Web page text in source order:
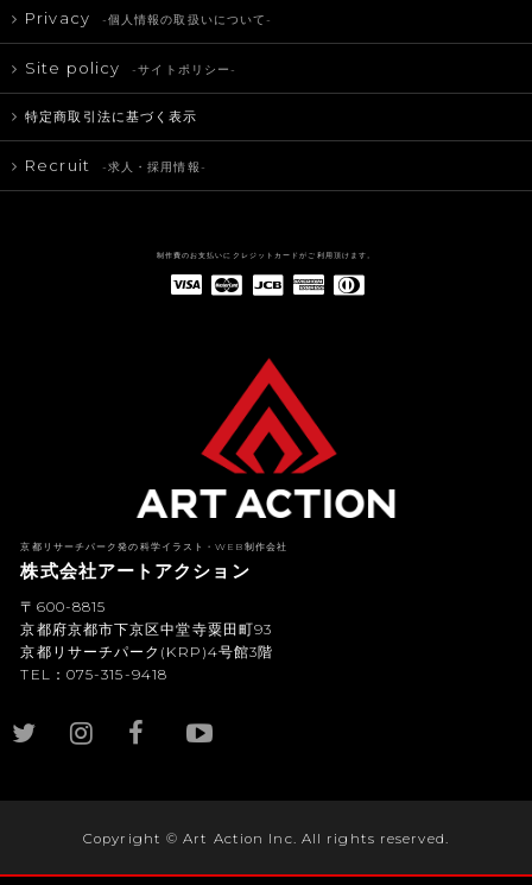
Privacy -個人情報の取扱いについて-
Site policy -サイトポリシー-
特定商取引法に基づく表示
Recruit -求人・採用情報-
制作費のお支払いにクレジットカードがご利用頂けます。
京都リサーチパーク発の科学イラスト・WEB制作会社
株式会社アートアクション
〒600-8815
京都府京都市下京区中堂寺粟田町93
京都リサーチパーク(KRP)4号館3階
TEL：075-315-9418
Copyright © Art Action Inc. All rights reserved.